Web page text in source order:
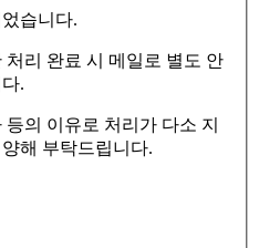
습니다.
처리 완료 시 메일로 별도 안
.
의 이유로 처리가 다소 지
해 부탁드립니다.